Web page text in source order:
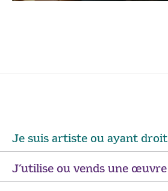
Je suis artiste ou ayant droit
J’utilise ou vends une œuvre